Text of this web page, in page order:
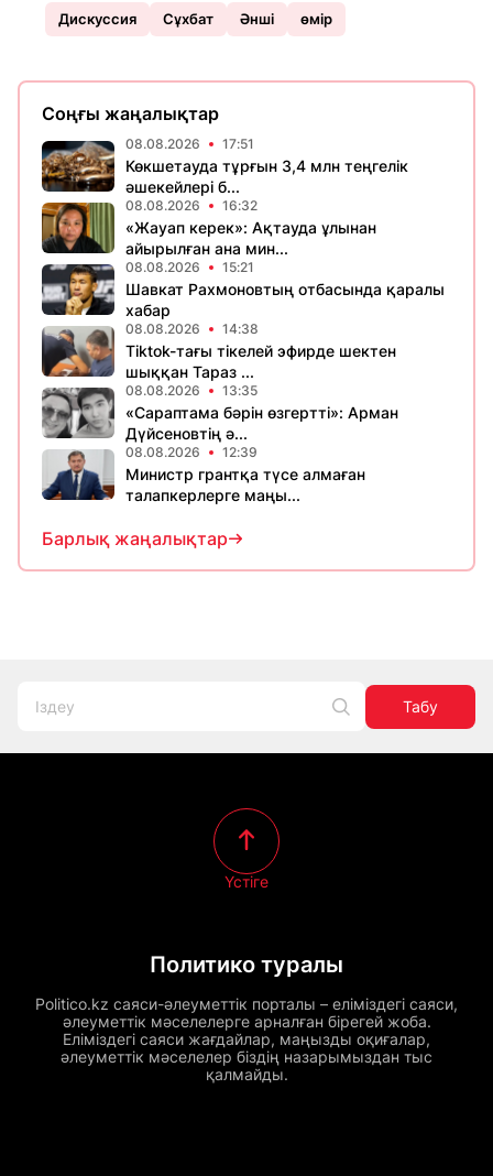
Дискуссия Сұхбат Әнші өмір
Соңғы жаңалықтар
08.08.2026 17:51
Көкшетауда тұрғын 3,4 млн теңгелік
әшекейлері б...
08.08.2026 16:32
«Жауап керек»: Ақтауда ұлынан
айырылған ана мин...
08.08.2026 15:21
Шавкат Рахмоновтың отбасында қаралы
хабар
08.08.2026 14:38
Tiktok-тағы тікелей эфирде шектен
шыққан Тараз ...
08.08.2026 13:35
«Сараптама бәрін өзгертті»: Арман
Дүйсеновтің ә...
08.08.2026 12:39
Министр грантқа түсе алмаған
талапкерлерге маңы...
Барлық жаңалықтар
Табу
Политико туралы
Politico.kz саяси-әлеуметтік порталы – еліміздегі саяси,
әлеуметтік мәселелерге арналған бірегей жоба.
Еліміздегі саяси жағдайлар, маңызды оқиғалар,
әлеуметтік мәселелер біздің назарымыздан тыс
қалмайды.
Үстіге